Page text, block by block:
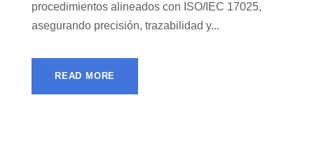
procedimientos alineados con ISO/IEC 17025,
asegurando precisión, trazabilidad y...
READ MORE